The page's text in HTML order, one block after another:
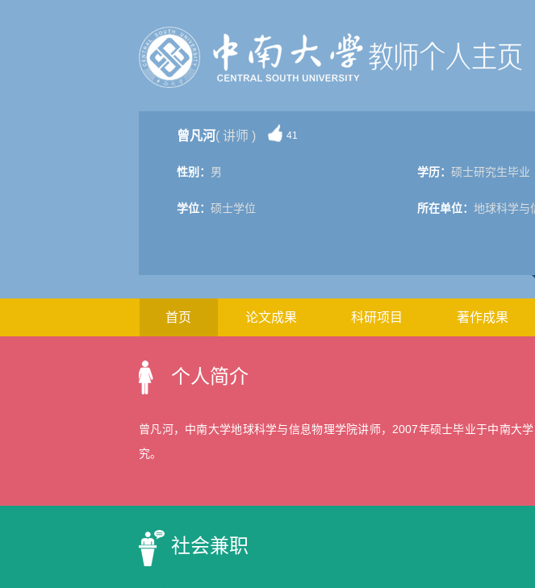
曾凡河( 讲师 ) 41
性别： 男 学历： 硕士研究生毕业
学位： 硕士学位 所在单位： 地球科学与
首页 论文成果 科研项目 著作成果
个人简介
曾凡河，中南大学地球科学与信息物理学院讲师，2007年硕士毕业于中南大
究。
社会兼职